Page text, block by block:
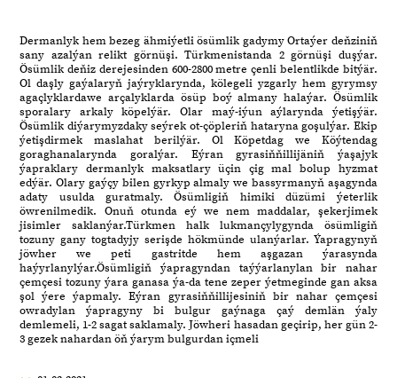
Dermanlyk hem bezeg ähmiýetli ösümlik gadymy Ortaýer deňziniň
sany azalýan relikt görnüşi. Türkmenistanda 2 görnüşi duşýar.
Ösümlik deňiz derejesinden 600-2800 metre çenli belentlikde bitýär.
Ol daşly gaýalaryň jaýryklarynda, kölegeli yzgarly hem gyrymsy
agaçlyklardawe arçalyklarda ösüp boý almany halaýar. Ösümlik
sporalary arkaly köpelýär. Olar maý-iýun aýlarynda ýetişýär.
Ösümlik diýarymyzdaky seýrek ot-çöpleriň hataryna goşulýar. Ekip
ýetişdirmek maslahat berilýär. Ol Köpetdag we Köýtendag
goraghanalarynda goralýar. Eýran gyrasiňňillijäniň ýaşajyk
ýapraklary dermanlyk maksatlary üçin çig mal bolup hyzmat
edýär. Olary gaýçy bilen gyrkyp almaly we bassyrmanyň aşagynda
adaty usulda guratmaly. Ösümligiň himiki düzümi ýeterlik
öwrenilmedik. Onuň otunda eý we nem maddalar, şekerjimek
jisimler saklanýar.Türkmen halk lukmançylygynda ösümligiň
tozuny gany togtadyjy serişde hökmünde ulanýarlar. Ýapragynyň
jöwher we peti gastritde hem aşgazan ýarasynda
haýyrlanylýar.Ösümligiň ýapragyndan taýýarlanylan bir nahar
çemçesi tozuny ýara ganasa ýa-da tene zeper ýetmeginde gan aksa
şol ýere ýapmaly. Eýran gyrasiňňillijesiniň bir nahar çemçesi
owradylan ýapragyny bi bulgur gaýnaga çaý demlän ýaly
demlemeli, 1-2 sagat saklamaly. Jöwheri hasadan geçirip, her gün 2-
3 gezek nahardan öň ýarym bulgurdan içmeli